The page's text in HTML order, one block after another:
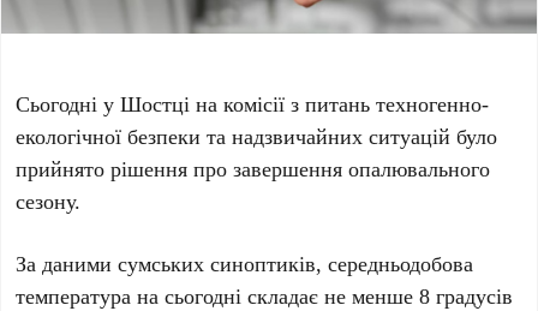
Сьогодні у Шостці на комісії з питань техногенно-
екологічної безпеки та надзвичайних ситуацій було
прийнято рішення про завершення опалювального
сезону.
За даними сумських синоптиків, середньодобова
температура на сьогодні складає не менше 8 градусів